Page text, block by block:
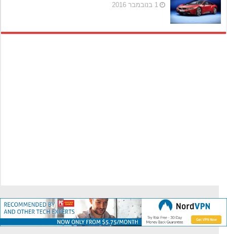
1 בנובמבר 2016